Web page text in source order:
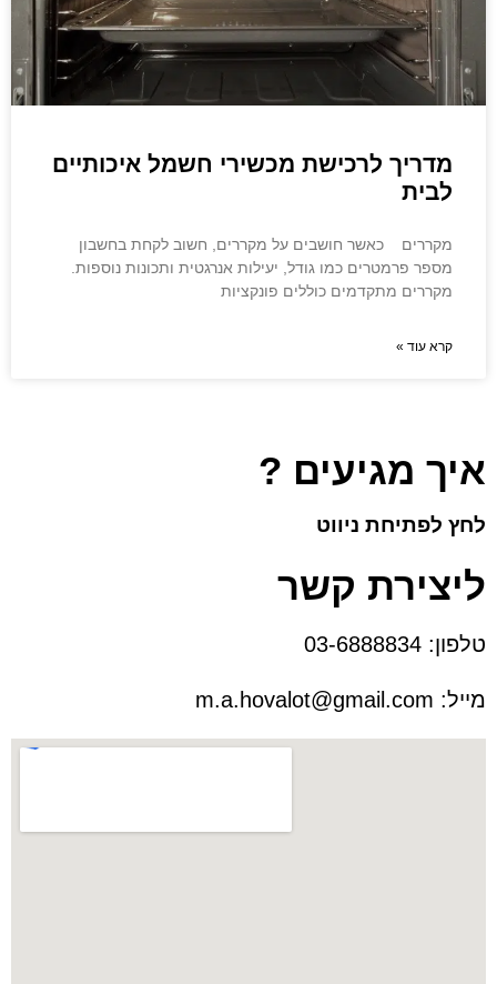
מדריך לרכישת מכשירי חשמל איכותיים
לבית
מקררים כאשר חושבים על מקררים, חשוב לקחת בחשבון
מספר פרמטרים כמו גודל, יעילות אנרגטית ותכונות נוספות.
מקררים מתקדמים כוללים פונקציות
קרא עוד »
איך מגיעים ?
לחץ לפתיחת ניווט
ליצירת קשר
טלפון:
מייל: m.a.hovalot@gmail.com